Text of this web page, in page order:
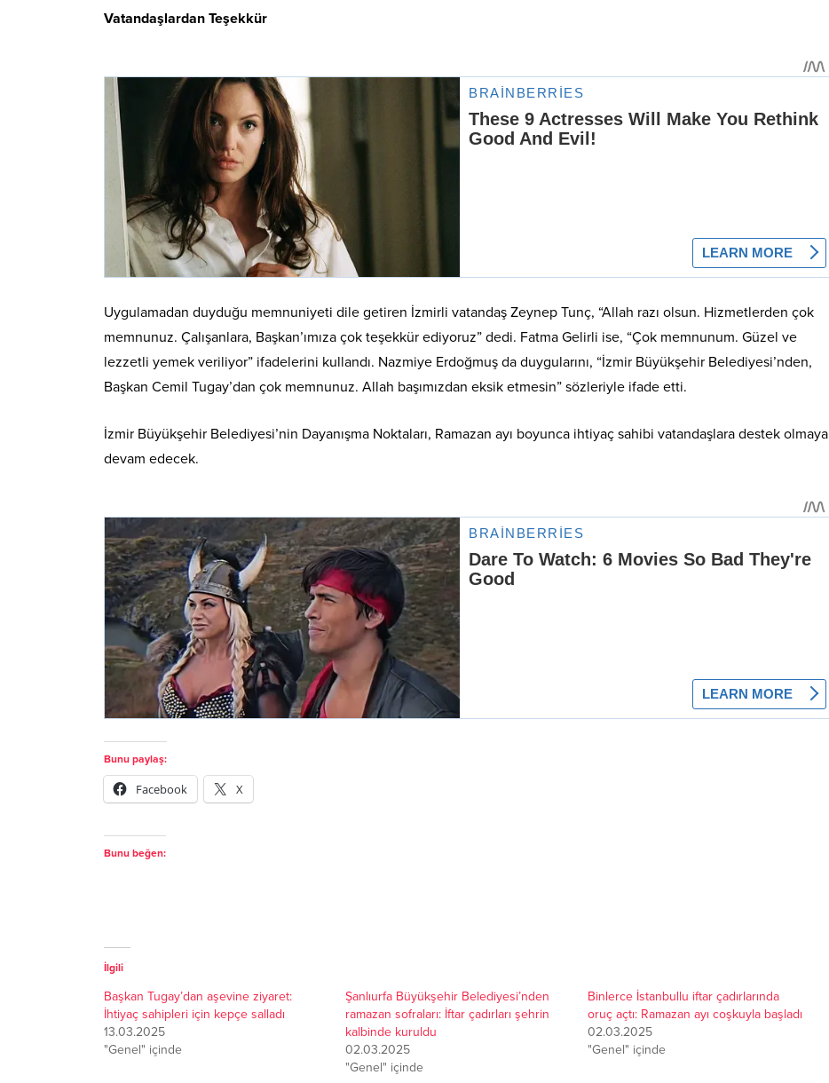
Vatandaşlardan Teşekkür
Uygulamadan duyduğu memnuniyeti dile getiren İzmirli vatandaş Zeynep Tunç, “Allah razı olsun. Hizmetlerden çok
memnunuz. Çalışanlara, Başkan’ımıza çok teşekkür ediyoruz” dedi. Fatma Gelirli ise, “Çok memnunum. Güzel ve
lezzetli yemek veriliyor” ifadelerini kullandı. Nazmiye Erdoğmuş da duygularını, “İzmir Büyükşehir Belediyesi’nden,
Başkan Cemil Tugay’dan çok memnunuz. Allah başımızdan eksik etmesin” sözleriyle ifade etti.
İzmir Büyükşehir Belediyesi’nin Dayanışma Noktaları, Ramazan ayı boyunca ihtiyaç sahibi vatandaşlara destek olmaya
devam edecek.
Bunu paylaş:
Facebook X
Bunu beğen:
İlgili
Başkan Tugay’dan aşevine ziyaret:
İhtiyaç sahipleri için kepçe salladı
13.03.2025
"Genel" içinde
Şanlıurfa Büyükşehir Belediyesi’nden
ramazan sofraları: İftar çadırları şehrin
kalbinde kuruldu
02.03.2025
"Genel" içinde
Binlerce İstanbullu iftar çadırlarında
oruç açtı: Ramazan ayı coşkuyla başladı
02.03.2025
"Genel" içinde